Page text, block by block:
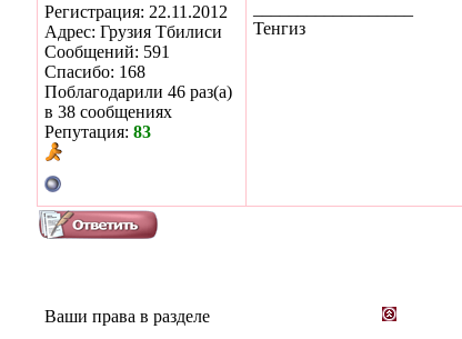
Регистрация: 22.11.2012
Адрес: Грузия Тбилиси
Сообщений: 591
Спасибо: 168
Поблагодарили 46 раз(а)
в 38 сообщениях
Репутация: 83
Тенгиз
Ваши права в разделе